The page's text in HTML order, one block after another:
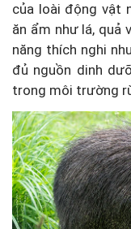
của loài động vật
ăn ẩm như lá, quả
năng thích nghi
đủ nguồn dinh
trong môi trường